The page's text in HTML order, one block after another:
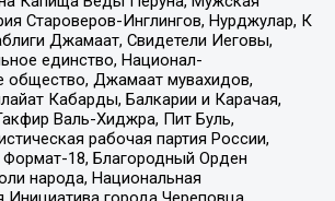
Староверов-Инглингов, Нурджулар, К
Джамаат, Свидетели Иеговы,
единство, Национал-
общество, Джамаат мувахидов,
Кабарды, Балкарии и Карачая,
Валь-Хиджра, Пит Буль,
рабочая партия России,
18, Благородный Орден
народа, Национальная